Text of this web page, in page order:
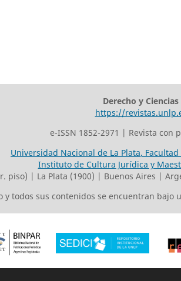
Derecho y Ciencias
https://
e-ISSN 1852-2971 | Revista con
Universidad Nacional de La Plata, Facultad
Instituto de Cultura Jurídica y
piso) | La Plata (1900) | Buenos Aires |
y todos sus contenidos se encuentran bajo